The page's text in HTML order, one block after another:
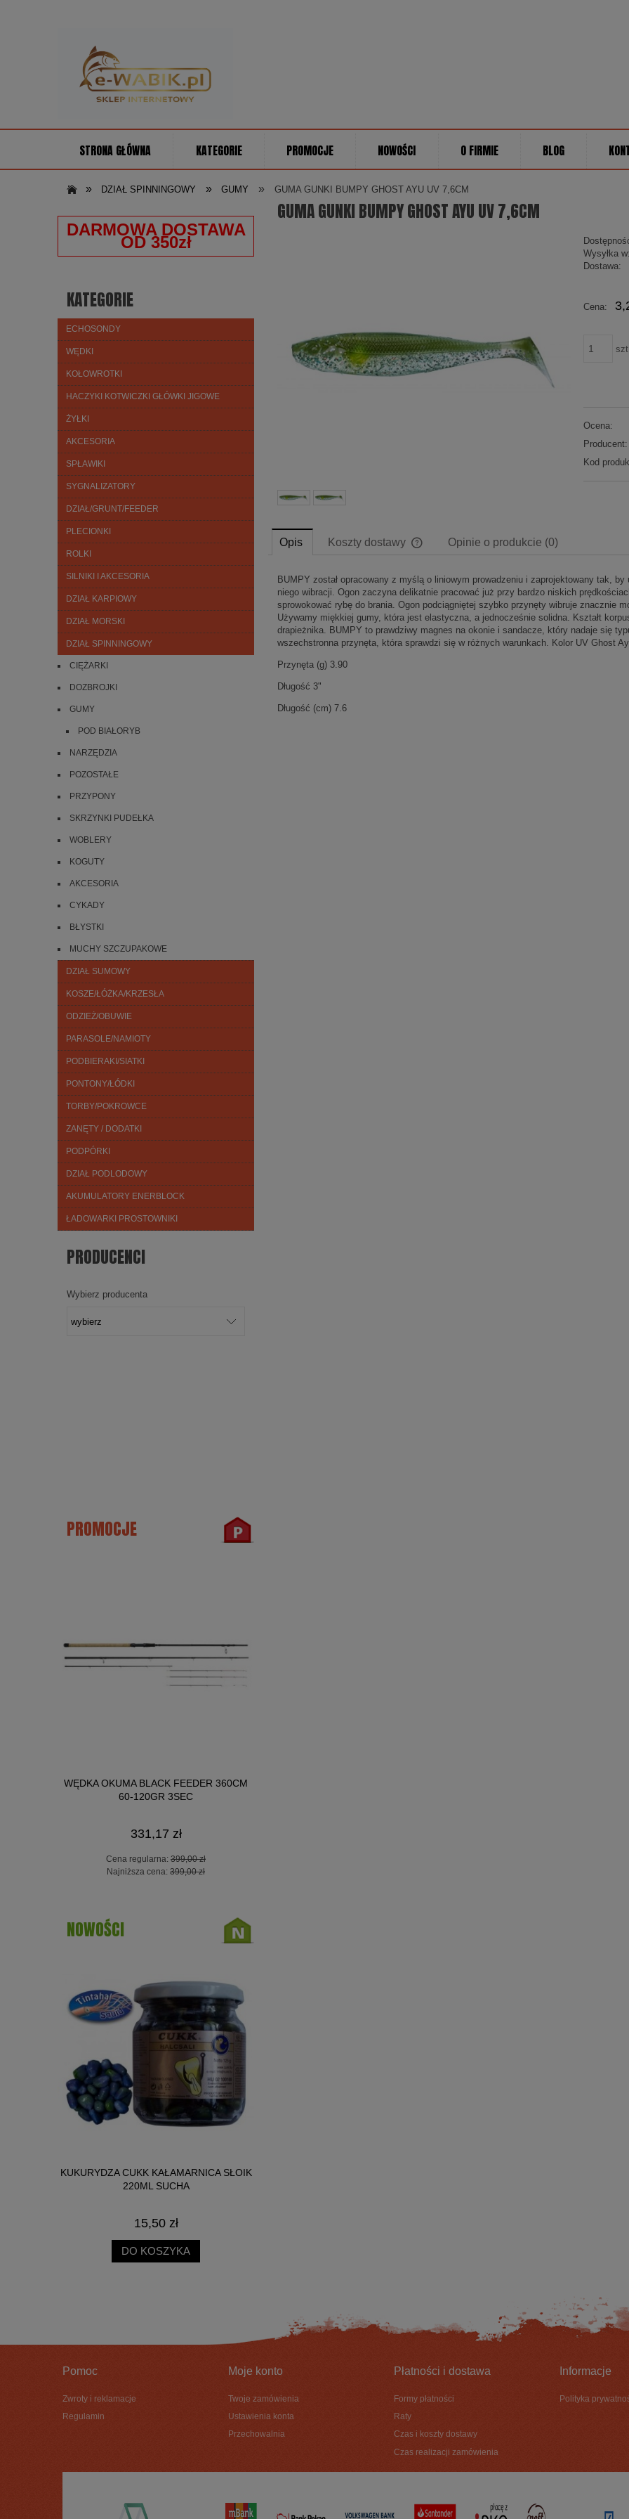
STRONA GŁÓWNA KATEGORIE PROMOCJE NOWOŚCI O FIRMIE BLOG
» DZIAŁ SPINNINGOWY » GUMY » GUMA GUNKI BUMPY GHOST AYU UV 7,6CM
DARMOWA DOSTAWA
OD 350zł
KATEGORIE
ECHOSONDY
WĘDKI
KOŁOWROTKI
HACZYKI KOTWICZKI GŁÓWKI JIGOWE
ŻYŁKI
AKCESORIA
SPŁAWIKI
SYGNALIZATORY
DZIAŁ/GRUNT/FEEDER
PLECIONKI
ROLKI
SILNIKI I AKCESORIA
DZIAŁ KARPIOWY
DZIAŁ MORSKI
DZIAŁ SPINNINGOWY
CIĘŻARKI
DOZBROJKI
GUMY
POD BIAŁORYB
NARZĘDZIA
POZOSTAŁE
PRZYPONY
SKRZYNKI PUDEŁKA
WOBLERY
KOGUTY
AKCESORIA
CYKADY
BŁYSTKI
MUCHY SZCZUPAKOWE
DZIAŁ SUMOWY
KOSZE/ŁÓŻKA/KRZESŁA
ODZIEŻ/OBUWIE
PARASOLE/NAMIOTY
PODBIERAKI/SIATKI
PONTONY/ŁÓDKI
TORBY/POKROWCE
ZANĘTY / DODATKI
PODPÓRKI
DZIAŁ PODLODOWY
AKUMULATORY ENERBLOCK
ŁADOWARKI PROSTOWNIKI
PRODUCENCI
Wybierz producenta
PROMOCJE
300CM UP TO 80G 3SEC
Najniższa cena: 299,00 zł
NOWOŚCI
KUKURYDZA CUKK GOLIANT 220ML
WANILIA
19,00 zł
DO KOSZYKA
GUMA GUNKI BUMPY GHOST AYU UV 7,6CM
Wysyłka w:
Dostawa:
Cena:
szt
Ocena:
Producent:
Kod
Opis Koszty dostawy
Cena nie zawiera ewentualnych kosztów
płatności
Opinie o produkcie (0)
BUMPY został opracowany z myślą o liniowym prowadzeniu i zaprojektowany tak,
niego wibracji. Ogon zaczyna delikatnie pracować już przy bardzo niskich
sprowokować rybę do brania. Ogon podciągniętej szybko przynęty wibruje znacznie
Używamy miękkiej gumy, która jest elastyczna, a jednocześnie solidna. Kształt
drapieżnika. BUMPY to prawdziwy magnes na okonie i sandacze, który nadaje się
wszechstronna przynęta, która sprawdzi się w różnych warunkach. Kolor UV Ghost
Przynęta (g) 3.90
Długość 3"
Długość (cm) 7.6
Pomoc
Zwroty i reklamacje
Regulamin
Moje konto
Twoje zamówienia
Ustawienia konta
Przechowalnia
Płatności i dostawa
Formy płatności
Raty
Czas i koszty dostawy
Czas realizacji zamówienia
Informacje
Polityka